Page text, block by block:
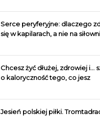
Serce peryferyjne: dlaczego
się w kapilarach, a nie na siłowni
Chcesz żyć dłużej, zdrowiej i…
o kaloryczność tego, co jesz
Jesień polskiej piłki.